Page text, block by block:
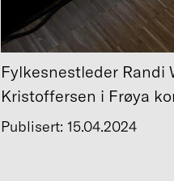
Fylkesnestleder Randi
Kristoffersen i Frøya
Publisert: 15.04.2024